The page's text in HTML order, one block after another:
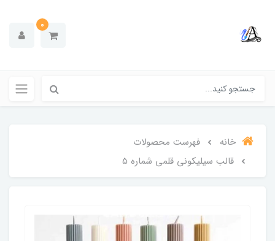
0
خانه
فهرست محصولات
قالب سیلیکونی قلمی شماره 5